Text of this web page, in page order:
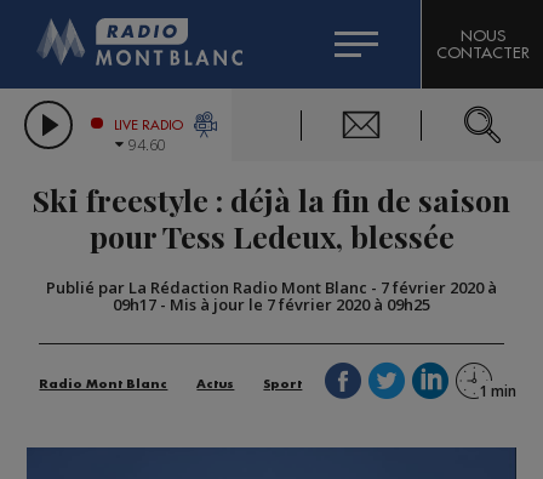
LES CHRONIQUES DE L'EXPERT
CITIZEN MACHINERY
GRAND MASSIF DOMAINES SKIABLES
BIGARD
COMPAGNIE DU MONT-BLANC
NOUS
CONTACTER
LIVE RADIO
94.60
Ski freestyle : déjà la fin de saison
pour Tess Ledeux, blessée
Publié par La Rédaction Radio Mont Blanc - 7 février 2020 à
09h17 - Mis à jour le 7 février 2020 à 09h25
Radio Mont Blanc Actus Sport